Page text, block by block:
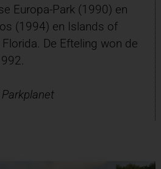
Europa-Park (1990) en
(1994) en Islands of
De Efteling won de